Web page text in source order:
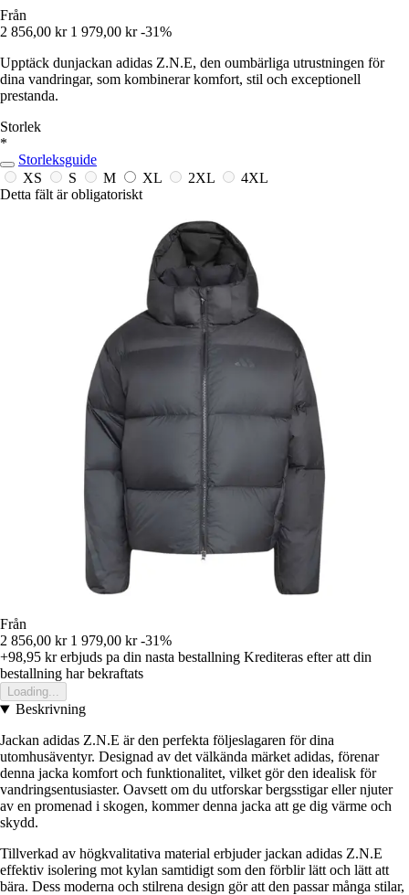
Från
2 856,00 kr 1 979,00 kr -31%
Upptäck dunjackan adidas Z.N.E, den oumbärliga utrustningen för
dina vandringar, som kombinerar komfort, stil och exceptionell
prestanda.
Storlek
*
Storleksguide
XS
S M XL 2XL
4XL
Detta fält är obligatoriskt
Från
2 856,00 kr 1 979,00 kr -31%
+98,95 krerbjuds pa din nasta bestallning Krediteras efter att din
bestallning har bekraftats
Loading...
Beskrivning
Jackan adidas Z.N.E är den perfekta följeslagaren för dina
utomhusäventyr. Designad av det välkända märket adidas, förenar
denna jacka komfort och funktionalitet, vilket gör den idealisk för
vandringsentusiaster. Oavsett om du utforskar bergsstigar eller njuter
av en promenad i skogen, kommer denna jacka att ge dig värme och
skydd.
Tillverkad av högkvalitativa material erbjuder jackan adidas Z.N.E
effektiv isolering mot kylan samtidigt som den förblir lätt och lätt att
bära. Dess moderna och stilrena design gör att den passar många stilar,